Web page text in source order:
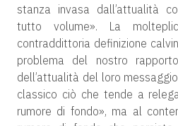
stanza invasa dall’attualità
tutto volume». La
contraddittoria definizione
problema del nostro
dell’attualità del loro
classico ciò che tende a
rumore di fondo», ma al